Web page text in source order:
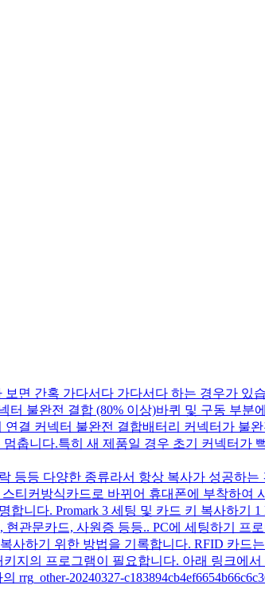
보면 간혹 가다서다 가다서다 하는 경우가
불완전 결합 (80% 이상)바퀴 및 구동 부
결 커넥터 불완전 결합배터리 커넥터가 불
춥니다.특히 새 제품일 경우 초기 커넥터
등등 다양한 종류라서 항상 복사가 성공하
티커방식카드로 바뀌어 휴대폰에 부착하여
니다. Promark 3 세팅 및 카드 키 복사하기
관문카드, 사원증 등등.. PC에 세팅하기 프로
사하기 위한 방법을 기록합니다. RFID 카드
지의 프로그램이 필요합니다. 아래 링크에
20240327-